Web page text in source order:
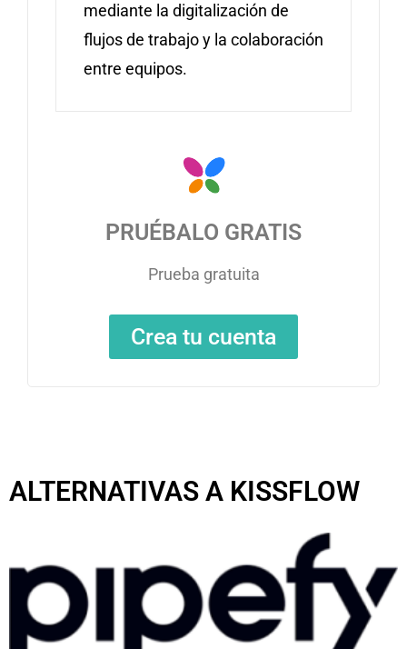
mediante la digitalización de
flujos de trabajo y la colaboración
entre equipos.
PRUÉBALO GRATIS
Prueba gratuita
Crea tu cuenta
ALTERNATIVAS A KISSFLOW